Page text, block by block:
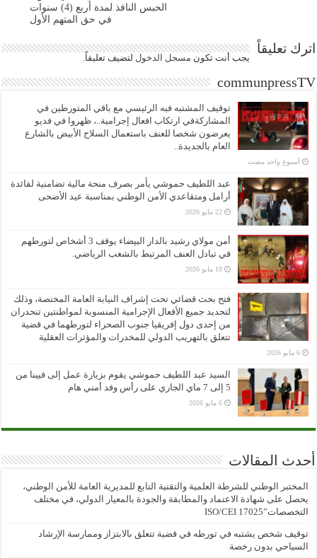
الحبس النافذ لمدة أربع (4) سنوات
في حق المتهم الأول
اترك تعليقاً
يجب أنت تكون مسجل الدخول لتضيف تعليقاً.
communpressTV
توقيف المشتبه فيه الرئيسي مع باقي المتورطين في
المشاركةفي ارتكاب افعال إجرامية..، ظهروا في فديو
يعرضون شخصا للعنف باستعمال السلاح الأبيض بالشارع
العام بالجديدة..
‏أسبوع واحد مضت
عبد اللطيف حموشي يأمر بصرف منحة مالية تضامنية لفائدة
أرامل ومتقاعدي الأمن الوطني بمناسبة عيد الأضحى
22 مايو 2026
أمن مولاي رشيد بالدار البيضاء يوقف 3 أشخاص لتورطهم
في تبادل العنف المرتبط بالشغب الرياضي.
10 مايو 2026
فتح بحث قضائي تحت إشراف النيابة العامة المختصة، وذلك
لتحديد جميع الأفعال الإجرامية المنسوبة لمواطنتين تنحدران
من إحدى دول إفريقيا جنوب الصحراء لتورطهما في قضية
تتعلق بالتهريب الدولي للمخدرات والمؤثرات العقلية
6 مايو 2026
السيد عبد اللطيف حموشي يقوم بزيارة عمل إلى فيينا من
5 إلى 7 ماي الجاري على رأس وفد أمني هام
6 مايو 2026
أحدث المقالات
المختبر الوطني للشرطة العلمية والتقنية التابع للمديرية العامة للأمن الوطني،
يحصل على شهادة الاعتماد والمطابقة والجودة بالمعيار الدولي، في مختلف
التخصصات”ISO/CEI 17025
توقيف شخص يشتبه في تورطه في قضية تتعلق بالابتزاز وممارسة الإرشاد
السياحي بدون رخصة